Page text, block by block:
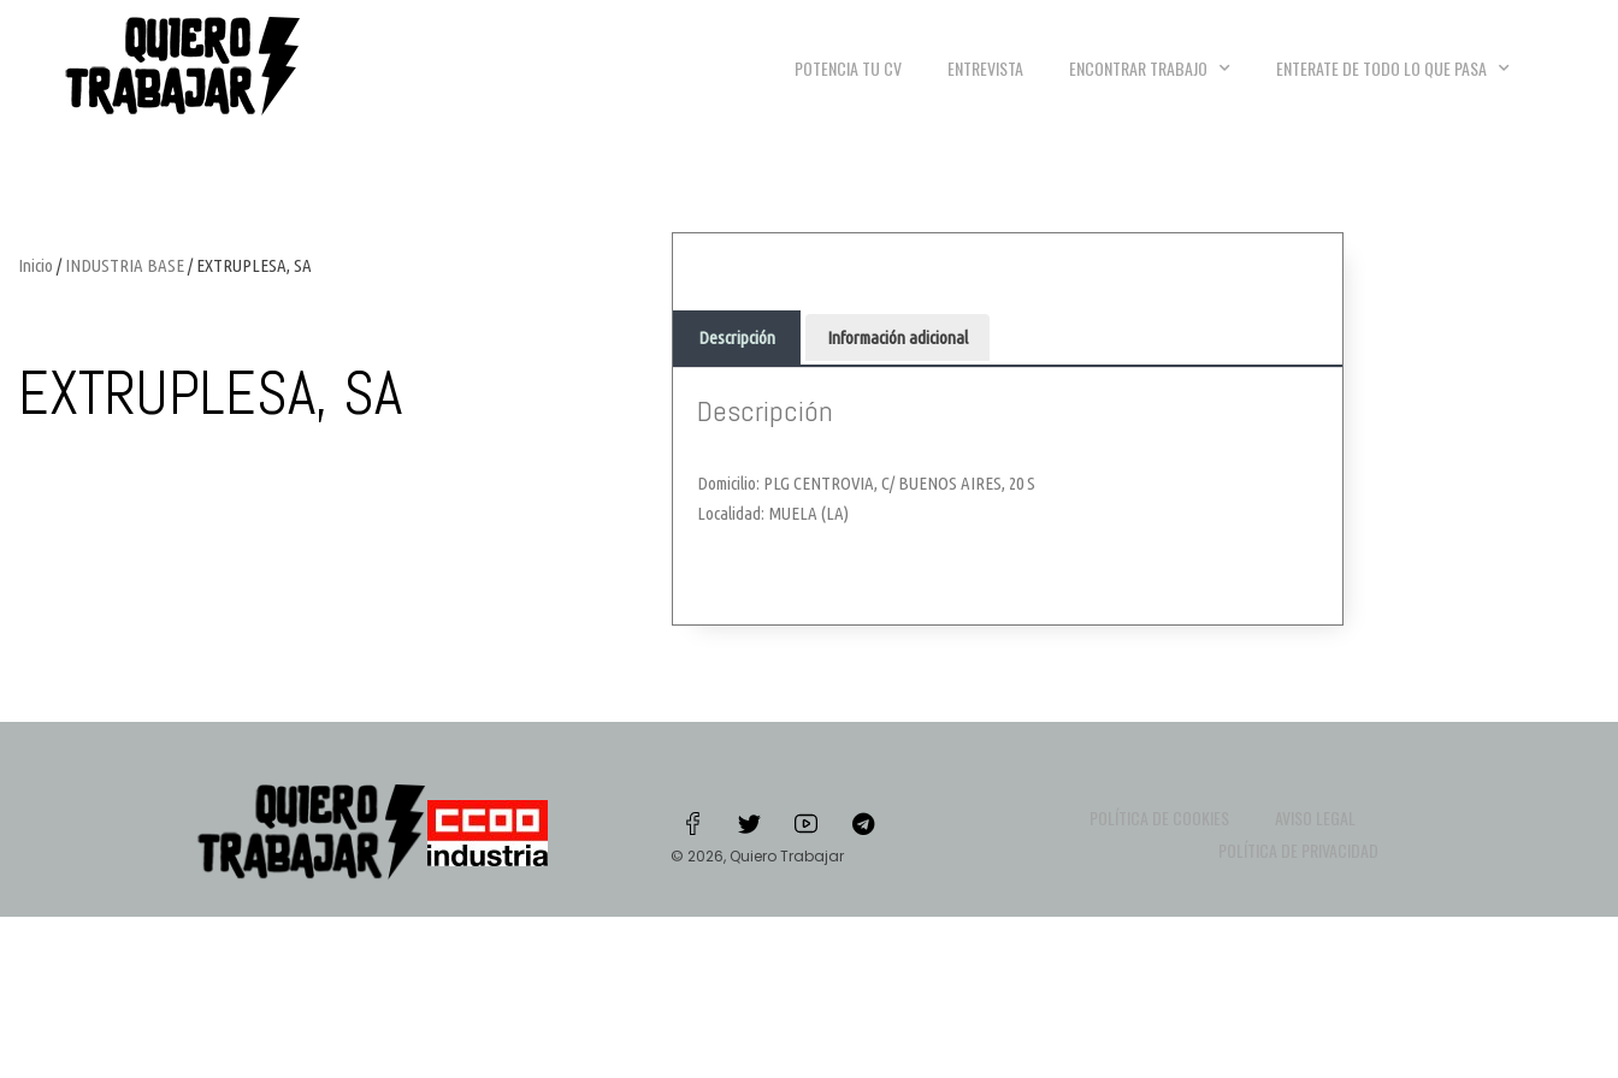
POTENCIA TU CV ENTREVISTA ENCONTRAR TRABAJO ENTERATE DE TODO LO QUE PASA
Inicio /INDUSTRIA BASE/ EXTRUPLESA, SA
EXTRUPLESA, SA
Descripción Información adicional
Descripción
Domicilio: PLG CENTROVIA, C/ BUENOS AIRES, 20 S
Localidad: MUELA (LA)
© 2026, Quiero Trabajar